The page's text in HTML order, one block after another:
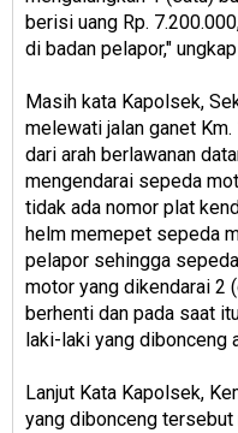
berisi uang Rp.
di badan pelapor,"
Masih kata Kapolsek,
melewati jalan ganet
dari arah berlawanan
mengendarai sepeda
tidak ada nomor plat
helm memepet sepeda
pelapor sehingga
motor yang dikendarai 2
berhenti dan pada saat
laki-laki yang dibonceng
Lanjut Kata Kapolsek,
yang dibonceng